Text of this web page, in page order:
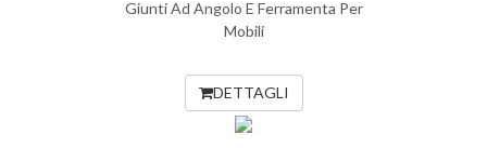
Giunti Ad Angolo E Ferramenta Per
Mobili
DETTAGLI